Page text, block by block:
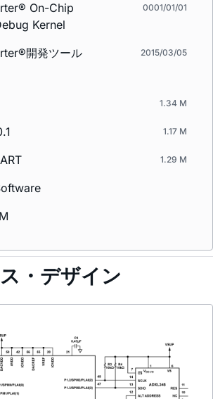
On-Chip
Kernel
0001/01/01
開発ツール 2015/03/05
1.34 M
1.17 M
1.29 M
・デザイン